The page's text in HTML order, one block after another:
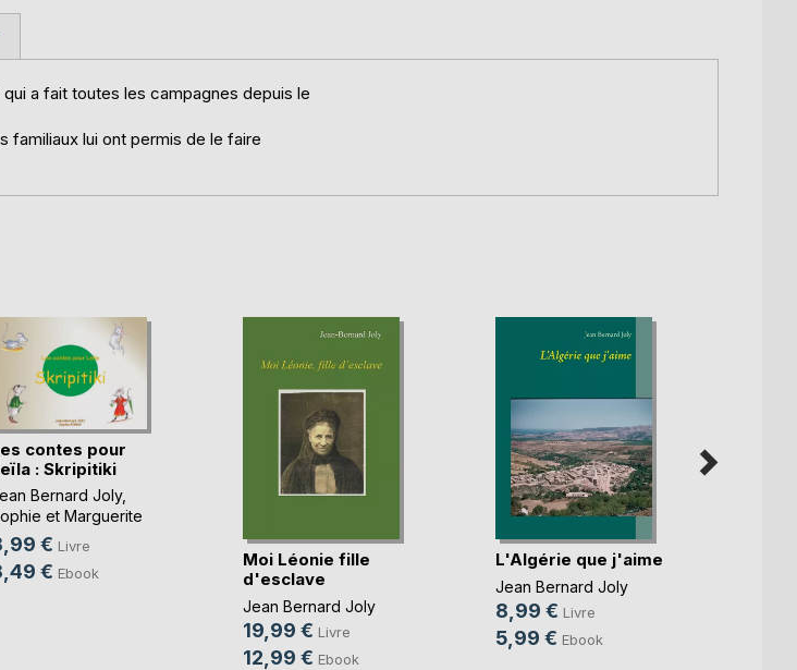
a fait toutes les campagnes depuis le
familiaux lui ont permis de le faire
contes pour
: Skripitiki
Bernard Joly,
et Marguerite
, ...€ Livre
€ Ebook
Moi Léonie fille
d'esclave
Jean Bernard Joly
19,99 € Livre
12,99 € Ebook
L'Algérie que j'aime
Jean Bernard Joly
8,99 € Livre
5,99 € Ebook